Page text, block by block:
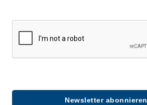
Newsletter abonnieren